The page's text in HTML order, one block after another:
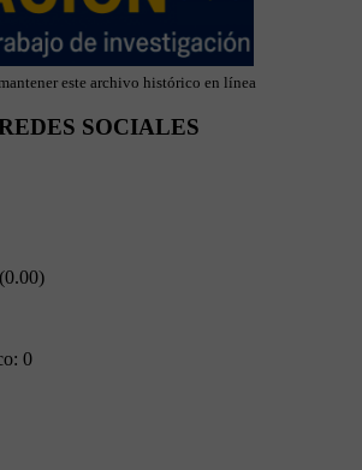
este archivo histórico en línea
SOCIALES
0